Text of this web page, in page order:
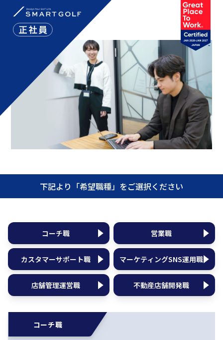
下記より「希望職種」をご選択ください
コーチ職 営業職
カスタマーサポート職 マーケティングSNS運用職
店舗管理運営職 不動産店舗開発職
コーチ職